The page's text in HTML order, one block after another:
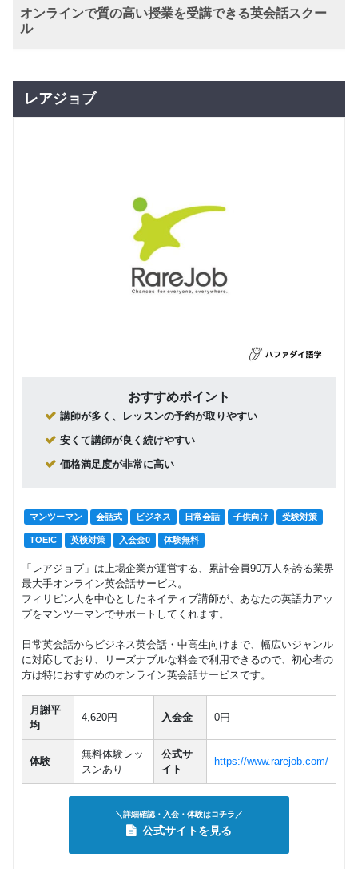
保護者の
話対面コ
ース
回数：1 / 1セッション60分
ムコース
回数：1 / 1セッション60分
オンラインで質の高い授業を受講できる英会話スクー
ル
レアジョブ
おすすめポイント
講師が多く、レッスンの予約が取りやすい
安くて講師が良く続けやすい
価格満足度が非常に高い
マンツーマン 会話式 ビジネス 日常会話 子供向け 受験対策
TOEIC 英検対策 入会金0 体験無料
「レアジョブ」は上場企業が運営する、累計会員90万人を誇る業界
最大手オンライン英会話サービス。
フィリピン人を中心としたネイティブ講師が、あなたの英語力アッ
プをマンツーマンでサポートしてくれます。
日常英会話からビジネス英会話・中高生向けまで、幅広いジャンル
に対応しており、リーズナブルな料金で利用できるので、初心者の
方は特におすすめのオンライン英会話サービスです。
月謝平
均
4,620円 入会金 0円
体験
無料体験レッ
スンあり
公式サ
イト
https://www.rarejob.com/
＼詳細確認・入会・体験はコチラ／
公式サイトを見る